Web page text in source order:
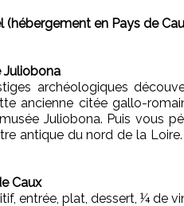
(hébergement en Pays de
Juliobona
archéologiques
ancienne citée gallo-
Juliobona. Puis vous
antique du nord de la
Caux
entrée, plat, dessert, ¼ de